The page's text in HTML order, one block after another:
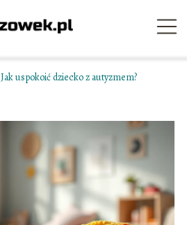
Jak uspokoić dziecko z autyzmem?